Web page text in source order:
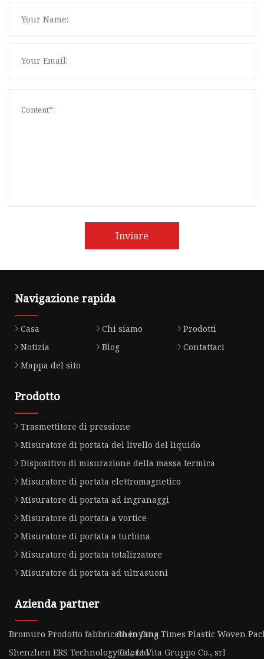
Inviare
Navigazione rapida
Casa Chi siamo
Prodotti
Notizia
Blog
Contattaci
Mappa del sito
Prodotto
Trasmettitore di pressione
Misuratore di portata del livello del liquido
Dispositivo di misurazione della massa termica
Misuratore di portata elettromagnetico
Misuratore di portata ad ingranaggi
Misuratore di portata a vortice
Misuratore di portata a turbina
Misuratore di portata totalizzatore
Misuratore di portata ad ultrasuoni
Azienda partner
Bromuro Prodotto fabbricato in CinaShenyang Times Plastic Woven
Shenzhen ERS Technology Co., LtdColore Vita Gruppo Co., srl